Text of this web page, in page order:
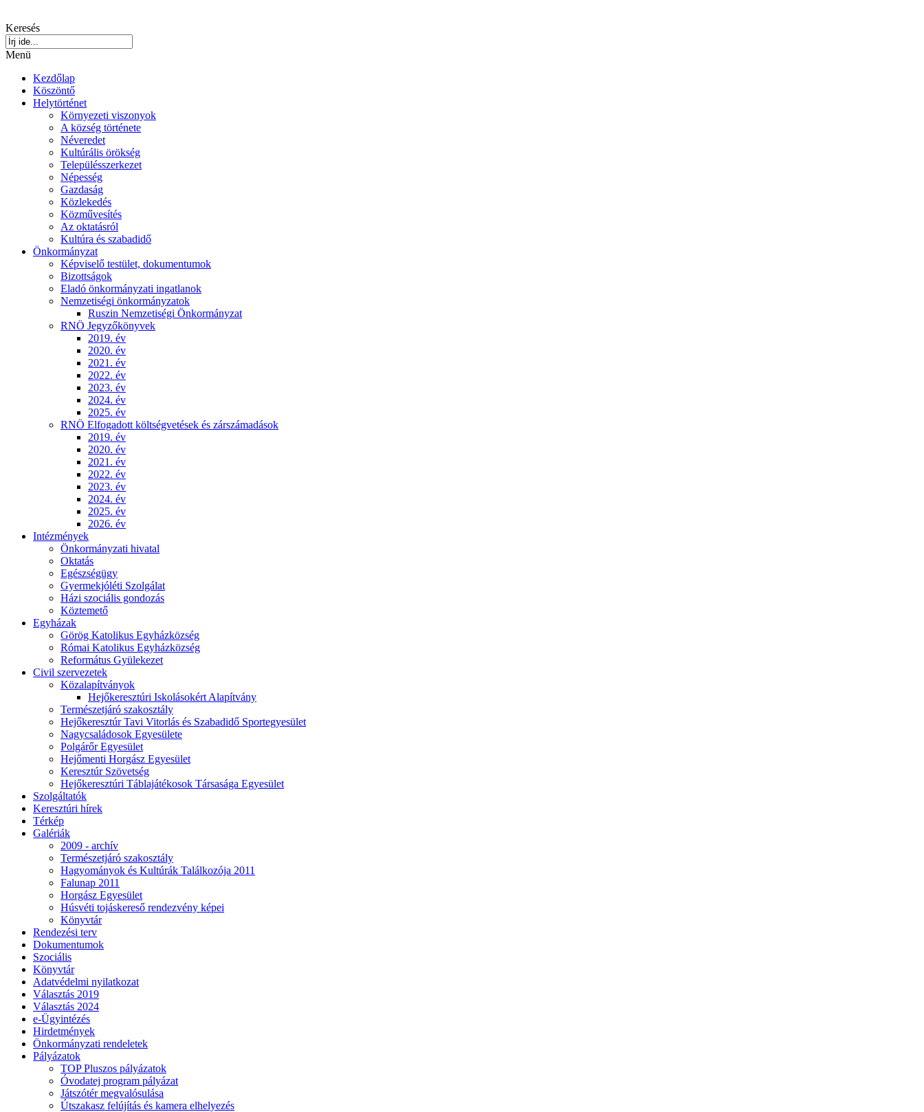
Keresés
Menü
Kezdőlap
Köszöntő
Helytörténet
Környezeti viszonyok
A község története
Néveredet
Kultúrális örökség
Településszerkezet
Népesség
Gazdaság
Közlekedés
Közművesítés
Az oktatásról
Kultúra és szabadidő
Önkormányzat
Képviselő testület, dokumentumok
Bizottságok
Eladó önkormányzati ingatlanok
Nemzetiségi önkormányzatok
Ruszin Nemzetiségi Önkormányzat
RNÖ Jegyzőkönyvek
2019. év
2020. év
2021. év
2022. év
2023. év
2024. év
2025. év
RNÖ Elfogadott költségvetések és zárszámadások
2019. év
2020. év
2021. év
2022. év
2023. év
2024. év
2025. év
2026. év
Intézmények
Önkormányzati hivatal
Oktatás
Egészségügy
Gyermekjóléti Szolgálat
Házi szociális gondozás
Köztemető
Egyházak
Görög Katolikus Egyházközség
Római Katolikus Egyházközség
Református Gyülekezet
Civil szervezetek
Közalapítványok
Hejőkeresztúri Iskolásokért Alapítvány
Természetjáró szakosztály
Hejőkeresztúr Tavi Vitorlás és Szabadidő Sportegyesület
Nagycsaládosok Egyesülete
Polgárőr Egyesület
Hejőmenti Horgász Egyesület
Keresztúr Szövetség
Hejőkeresztúri Táblajátékosok Társasága Egyesület
Szolgáltatók
Keresztúri hírek
Térkép
Galériák
2009 - archív
Természetjáró szakosztály
Hagyományok és Kultúrák Találkozója 2011
Falunap 2011
Horgász Egyesület
Húsvéti tojáskereső rendezvény képei
Könyvtár
Rendezési terv
Dokumentumok
Szociális
Könyvtár
Adatvédelmi nyilatkozat
Választás 2019
Választás 2024
e-Ügyintézés
Hirdetmények
Önkormányzati rendeletek
Pályázatok
TOP Pluszos pályázatok
Óvodatej program pályázat
Játszótér megvalósulása
Útszakasz felújítás és kamera elhelyezés